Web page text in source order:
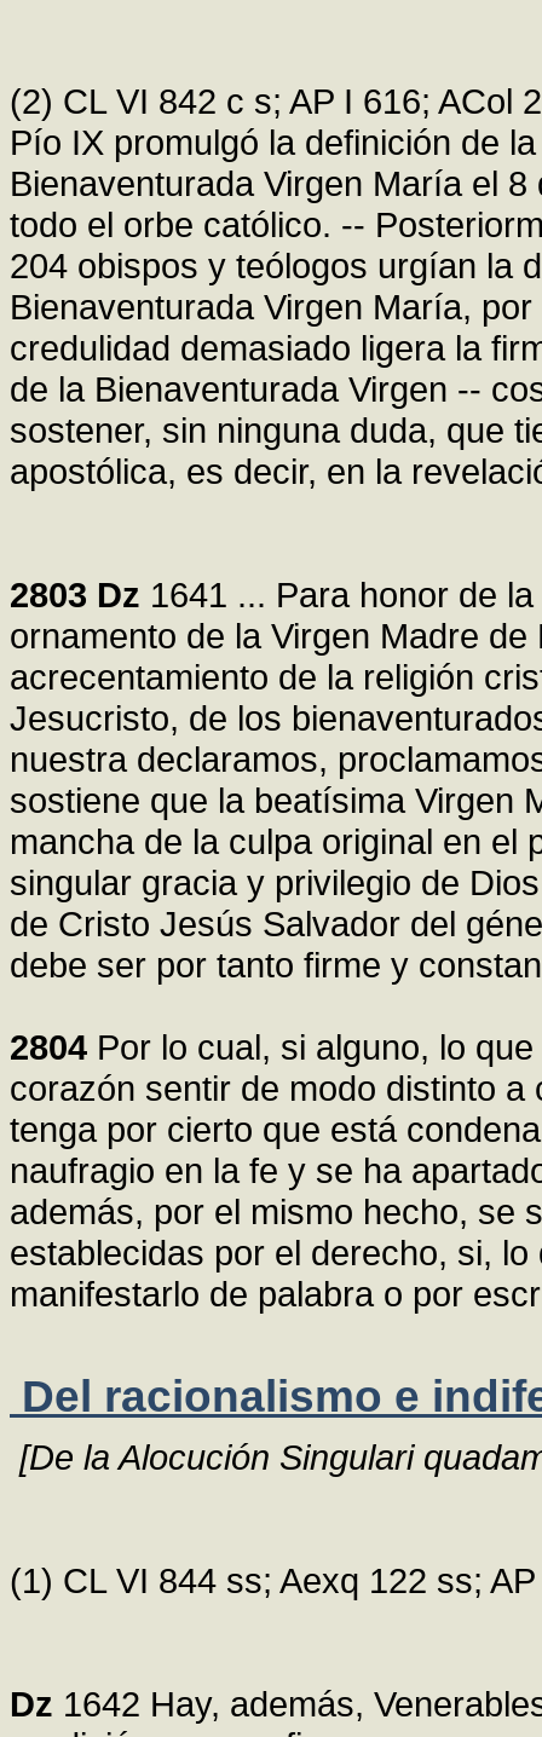
(2) CL VI 842 c s; AP I 616; ACol
Pío IX promulgó la definición de
Bienaventurada Virgen María el
todo el orbe católico. --
204 obispos y teólogos urgían la
Bienaventurada Virgen María,
credulidad demasiado ligera la
de la Bienaventurada Virgen --
sostener, sin ninguna duda, que
apostólica, es decir, en la
2803 Dz 1641 ... Para honor de
ornamento de la Virgen Madre
acrecentamiento de la religión
Jesucristo, de los
nuestra declaramos,
sostiene que la beatísima Virgen
mancha de la culpa original en el
singular gracia y privilegio de
de Cristo Jesús Salvador del
debe ser por tanto firme y
2804 Por lo cual, si alguno, lo
corazón sentir de modo distinto
tenga por cierto que está
naufragio en la fe y se ha
además, por el mismo hecho, se
establecidas por el derecho, si,
manifestarlo de palabra o por
Del racionalismo e
[De la Alocución Singulari
(1) CL VI 844 ss; Aexq 122 ss;
Dz 1642 Hay, además,